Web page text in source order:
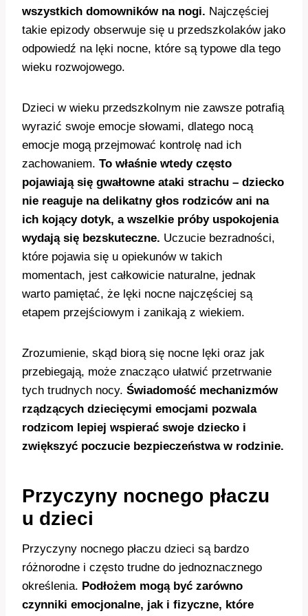
wszystkich domowników na nogi. Najczęściej
takie epizody obserwuje się u przedszkolaków jako
odpowiedź na lęki nocne, które są typowe dla tego
wieku rozwojowego.
Dzieci w wieku przedszkolnym nie zawsze potrafią
wyrazić swoje emocje słowami, dlatego nocą
emocje mogą przejmować kontrolę nad ich
zachowaniem. To właśnie wtedy często
pojawiają się gwałtowne ataki strachu – dziecko
nie reaguje na delikatny głos rodziców ani na
ich kojący dotyk, a wszelkie próby uspokojenia
wydają się bezskuteczne. Uczucie bezradności,
które pojawia się u opiekunów w takich
momentach, jest całkowicie naturalne, jednak
warto pamiętać, że lęki nocne najczęściej są
etapem przejściowym i zanikają z wiekiem.
Zrozumienie, skąd biorą się nocne lęki oraz jak
przebiegają, może znacząco ułatwić przetrwanie
tych trudnych nocy. Świadomość mechanizmów
rządzących dziecięcymi emocjami pozwala
rodzicom lepiej wspierać swoje dziecko i
zwiększyć poczucie bezpieczeństwa w rodzinie.
Przyczyny nocnego płaczu
u dzieci
Przyczyny nocnego płaczu dzieci są bardzo
różnorodne i często trudne do jednoznacznego
określenia. Podłożem mogą być zarówno
czynniki emocjonalne, jak i fizyczne, które